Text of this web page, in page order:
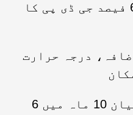
کرپشن سے معیشت کو 6.5 فیصد جی ڈی پی کا
درجہ حرارت
سخت ویزا جانچ کے درمیان 10 ماہ میں 6